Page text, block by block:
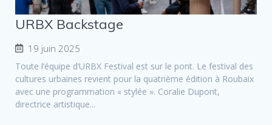
URBX Backstage
19 juin 2025
Toute l’équipe d’URBX Festival est sur le pont. Le festival des
cultures urbaines revient pour la quatrième édition à Roubaix
avec une programmation « stylée ». Coralie Dupont,
directrice artistique...